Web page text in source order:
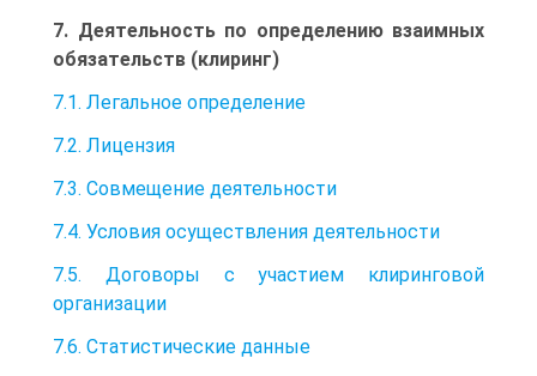
7. Деятельность по определению взаимных
обязательств (клиринг)
7.1. Легальное определение
7.2. Лицензия
7.3. Совмещение деятельности
7.4. Условия осуществления деятельности
7.5. Договоры с участием клиринговой
организации
7.6. Статистические данные